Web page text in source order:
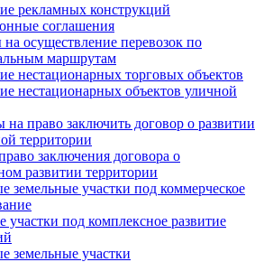
рекламных конструкций
соглашения
осуществление перевозок по
маршрутам
нестационарных торговых объектов
нестационарных объектов уличной
право заключить договор о развитии
территории
заключения договора о
развитии территории
земельные участки под коммерческое
участки под комплексное развитие
земельные участки